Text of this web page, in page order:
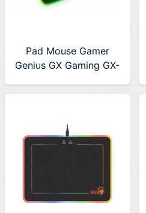
Pad Mouse Gamer
Genius GX Gaming GX-